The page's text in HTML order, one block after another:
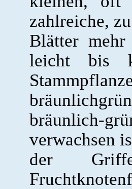
zahlreiche,
Blätter
leicht bis
bräunlich-
verwachsen
der